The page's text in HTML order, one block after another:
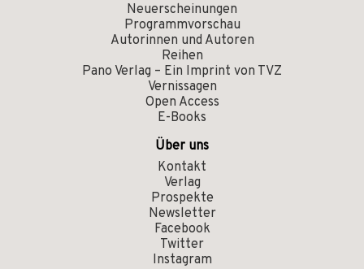
Neuerscheinungen
Programmvorschau
Autorinnen und Autoren
Reihen
Pano Verlag – Ein Imprint von TVZ
Vernissagen
Open Access
E-Books
Über uns
Kontakt
Verlag
Prospekte
Newsletter
Facebook
Twitter
Instagram